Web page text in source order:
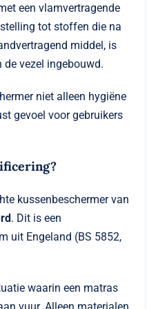
een vlamvertragende
tot stoffen die na
middel, is
vezel ingebouwd.
niet alleen hygiëne
gevoel voor gebruikers
kussenbeschermer van
. Dit is een
uit Engeland (BS 5852,
waarin een matras
vuur. Alleen materialen